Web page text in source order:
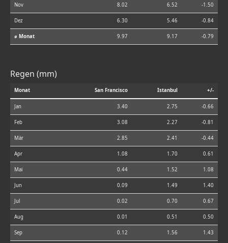
Nov 8.02 6.52 -1.50
Dez 6.30 5.46 -0.84
⌀ Monat 9.97 9.17 -0.79
Regen (mm)
Monat San Francisco Istanbul +/-
Jan 3.40 2.75 -0.66
Feb 3.08 2.27 -0.81
Mär 2.85 2.41 -0.44
Apr 1.08 1.70 0.61
Mai 0.44 1.52 1.08
Jun 0.09 1.49 1.40
Jul 0.02 0.70 0.67
Aug 0.01 0.51 0.50
Sep 0.12 1.56 1.43